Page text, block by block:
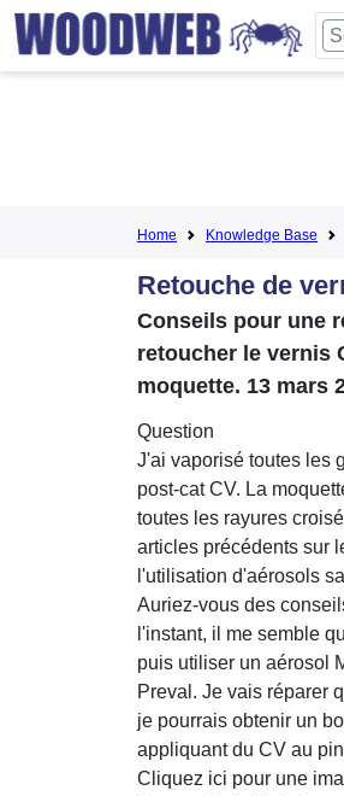
Home Knowledge Base
Retouche de
Conseils pour une
retoucher le vernis
moquette. 13 mars
Question
J'ai vaporisé toutes les
post-cat CV. La
toutes les rayures
articles précédents sur
l'utilisation d'aérosols
Auriez-vous des
l'instant, il me semble
puis utiliser un aérosol
Preval. Je vais réparer
je pourrais obtenir un
appliquant du CV au
Cliquez ici pour une